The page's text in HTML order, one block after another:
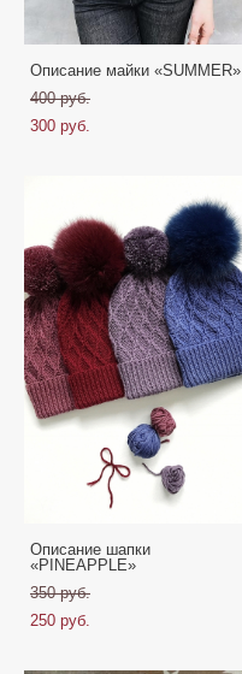
Описание майки «SUMMER»
400 pуб.
300 pуб.
Описание шапки
«PINEAPPLE»
350 pуб.
250 pуб.